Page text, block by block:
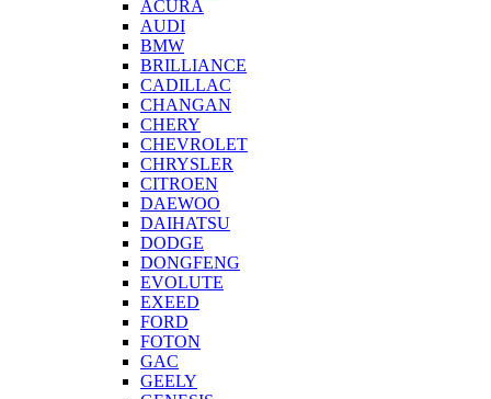
ACURA
AUDI
BMW
BRILLIANCE
CADILLAC
CHANGAN
CHERY
CHEVROLET
CHRYSLER
CITROEN
DAEWOO
DAIHATSU
DODGE
DONGFENG
EVOLUTE
EXEED
FORD
FOTON
GAC
GEELY